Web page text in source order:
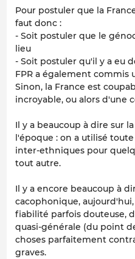
Pour postuler que la
faut donc :
- Soit postuler que le
lieu
- Soit postuler qu'il y a eu
FPR a également commis
Sinon, la France est
incroyable, ou alors d'une
Il y a beaucoup à dire sur
l'époque : on a utilisé
inter-ethniques pour
tout autre.
Il y a encore beaucoup à
cacophonique,
fiabilité parfois douteuse,
quasi-générale (du point
choses parfaitement
graves.